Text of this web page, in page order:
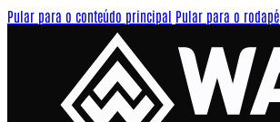
Pular para o conteúdo principal Pular para o rodapé